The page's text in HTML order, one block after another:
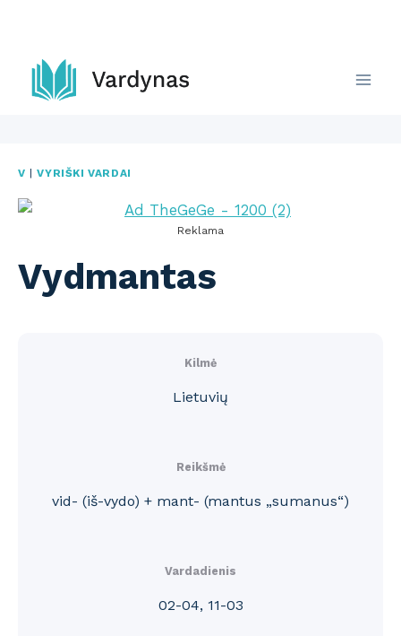
content
V |VYRIŠKI VARDAI
Reklama
Vydmantas
Kilmė
Lietuvių
Reikšmė
vid- (iš-vydo) + mant- (mantus „sumanus“)
Vardadienis
02-04, 11-03